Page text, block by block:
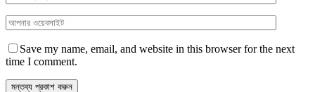
Save my name, email, and website in this browser for the next
time I comment.